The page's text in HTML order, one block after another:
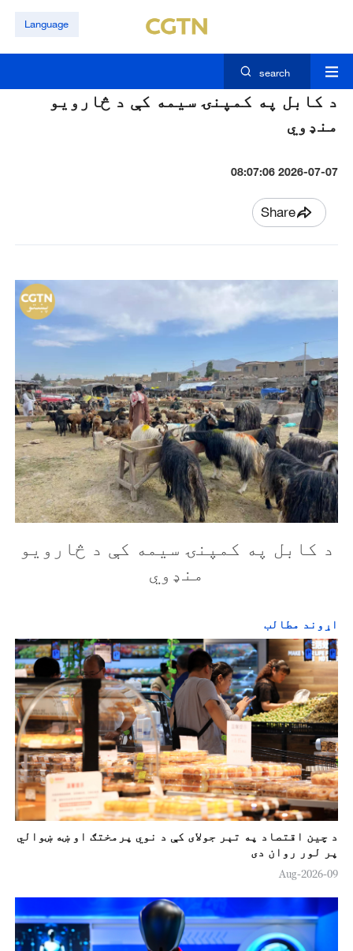
Language
search
د کابل په کمپنۍ سیمه کې د څارویو
منډوي
2026-07-07 08:07:06
Share
د کابل په کمپنۍ سیمه کې د څارویو
منډوي
اړوند مطالب
د چين اقتصاد په تېر جولای کې د نوي پرمختګ او ښه ښوالي
پر لور روان دی
09-Aug-2026